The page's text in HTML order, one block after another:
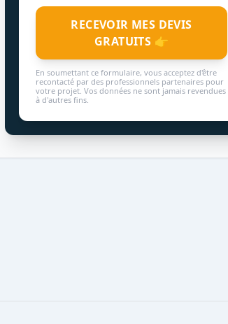
RECEVOIR MES DEVIS
GRATUITS 👉
En soumettant ce formulaire, vous acceptez d'être
recontacté par des professionnels partenaires pour
votre projet. Vos données ne sont jamais revendues
à d'autres fins.